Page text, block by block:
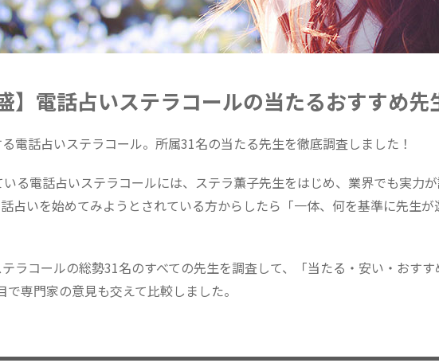
電話占いステラコールの当たるおすすめ先
電話占いステラコール。所属31名の当たる先生を徹底調査しました！
る電話占いステラコールには、ステラ薫子先生をはじめ、業界でも実力
占いを始めてみようとされている方からしたら「一体、何を基準に先生
ラコールの総勢31名のすべての先生を調査して、「当たる・安い・おす
で専門家の意見も交えて比較しました。